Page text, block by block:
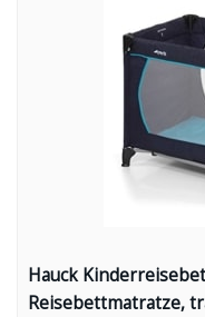
Hauck
Reisebettmatratze,